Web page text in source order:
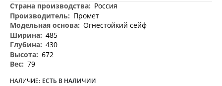
Дополнительная
информация
Россия
Промет
Огнестойкий сейф
485
430
672
79
НАЛИЧИЕ: ЕСТЬ В НАЛИЧИИ